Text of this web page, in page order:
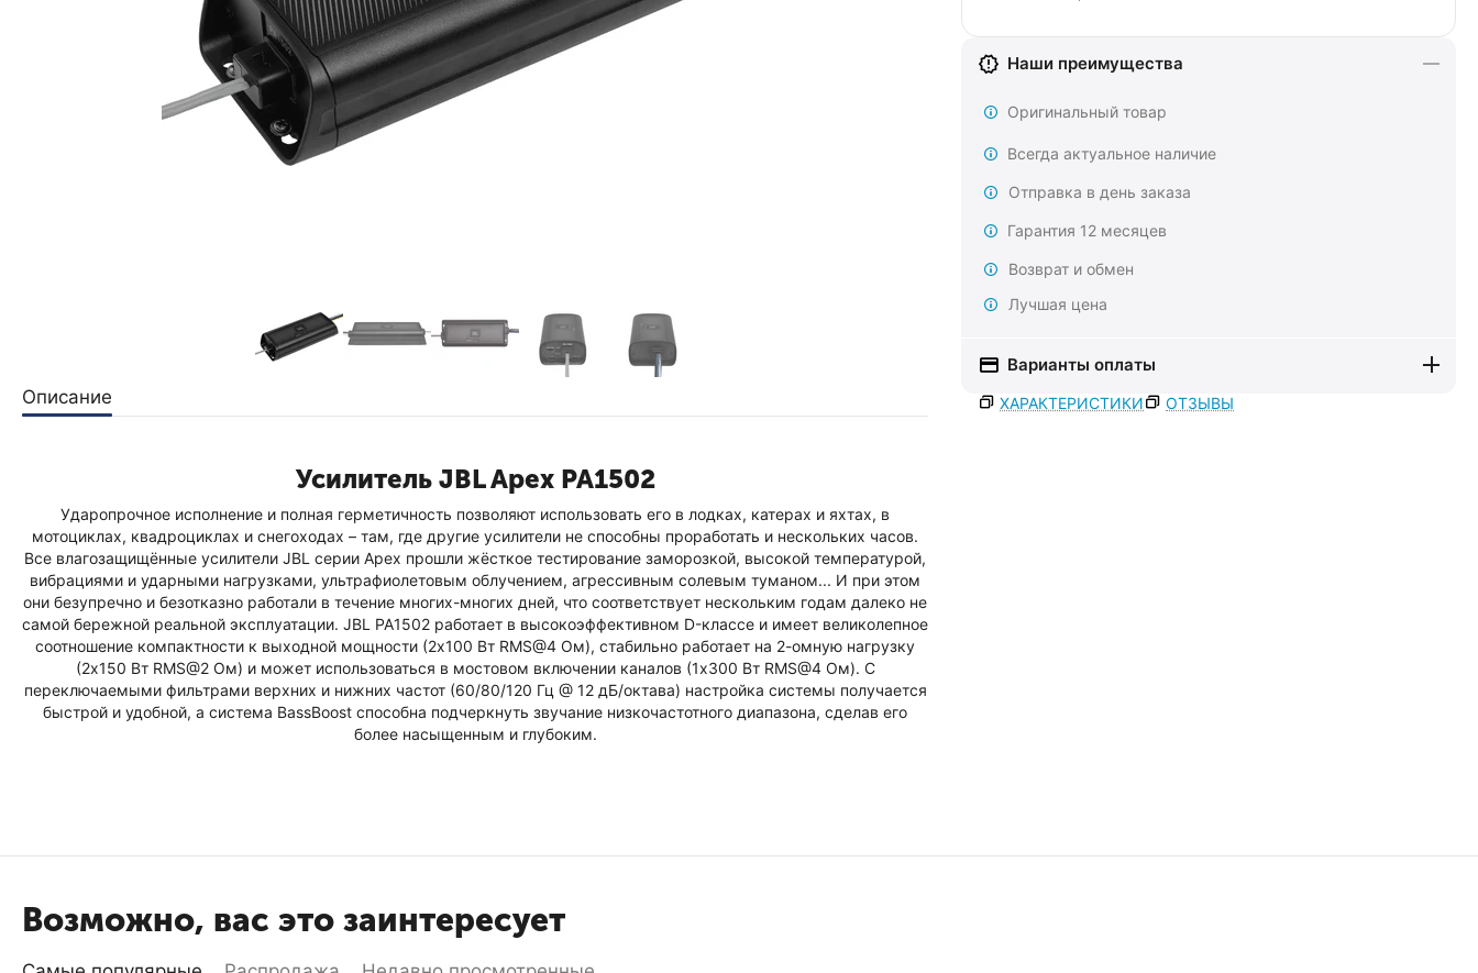
Наши преимущества
Оригинальный товар
Всегда актуальное наличие
Отправка в день заказа
Гарантия 12 месяцев
Возврат и обмен
Лучшая цена
Варианты оплаты
ХАРАКТЕРИСТИКИ ОТЗЫВЫ
Описание
Усилитель JBL Apex PA1502
Ударопрочное исполнение и полная герметичность позволяют использовать его в лодках, катерах и яхтах, в
мотоциклах, квадроциклах и снегоходах – там, где другие усилители не способны проработать и нескольких часов.
Все влагозащищённые усилители JBL серии Apex прошли жёсткое тестирование заморозкой, высокой температурой,
вибрациями и ударными нагрузками, ультрафиолетовым облучением, агрессивным солевым туманом... И при этом
они безупречно и безотказно работали в течение многих-многих дней, что соответствует нескольким годам далеко не
самой бережной реальной эксплуатации. JBL PA1502 работает в высокоэффективном D-классе и имеет великолепное
соотношение компактности к выходной мощности (2х100 Вт RMS@4 Ом), стабильно работает на 2-омную нагрузку
(2х150 Вт RMS@2 Ом) и может использоваться в мостовом включении каналов (1х300 Вт RMS@4 Ом). С
переключаемыми фильтрами верхних и нижних частот (60/80/120 Гц @ 12 дБ/октава) настройка системы получается
быстрой и удобной, а система BassBoost способна подчеркнуть звучание низкочастотного диапазона, сделав его
более насыщенным и глубоким.
Возможно, вас это заинтересует